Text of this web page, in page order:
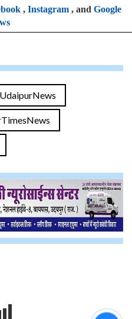
, Instagram, and Google
UdaipurNews